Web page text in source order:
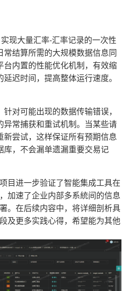
现大量汇率-汇率记录的一次性
结算所需的大规模数据信息同
台内置的性能优化机制，有效缩
迟时间，提高整体运行速度。
对可能出现的数据传输错误，
异常捕获和重试机制。当某些请
新尝试，这样保证所有预期信息
库，不会漏单遗漏重要交易记
目进一步验证了智能集成工具在
加速了企业内部多系統间的信息
。在后续内容中，将详细剖析具
及更多实践心得，希望能为其他